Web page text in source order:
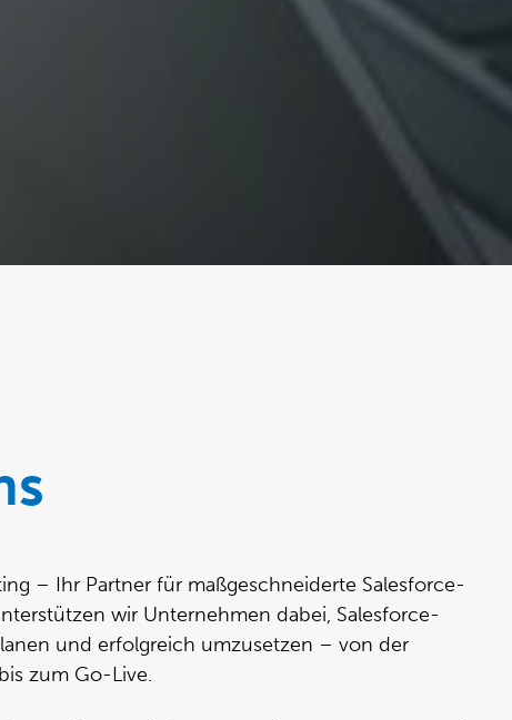
– Ihr Partner für maßgeschneiderte Salesforce-
wir Unternehmen dabei, Salesforce-
und erfolgreich umzusetzen – von der
zum Go-Live.